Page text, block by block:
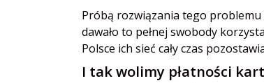
Próbą rozwiązania tego problemu
dawało to pełnej swobody
Polsce ich sieć cały czas
I tak wolimy płatności